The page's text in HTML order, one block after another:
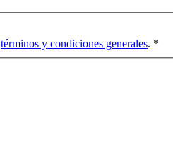
términos y condiciones generales . *